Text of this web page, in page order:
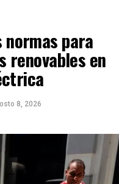
normas para
renovables en
8, 2026